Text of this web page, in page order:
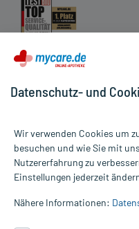
Alle Preise gelten inkl.
Informationen auf dieser
die Untersuchung und
Datenschutz- und
Wir verwenden Cookies um
besuchen und wie Sie mit
Nutzererfahrung zu
Einstellungen jederzeit
Nähere Informationen: